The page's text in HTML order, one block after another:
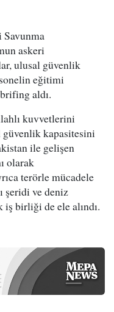
askeri
ulusal güvenlik
eğitimi
aldı.
kuvvetlerini
güvenlik kapasitesini
ile gelişen
olarak
terörle mücadele
şeridi ve deniz
iş birliği de ele alındı.